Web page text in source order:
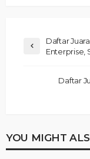
Daftar
Enterprise,
Daftar
YOU MIGHT